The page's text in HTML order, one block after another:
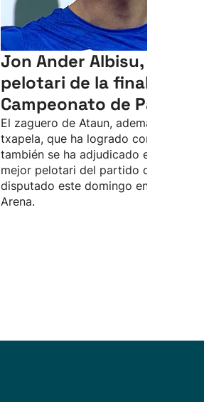
Jon Ander Albisu, mejor
pelotari de la final del
Campeonato de Parejas
El zaguero de Ataun, además de la
txapela, que ha logrado con Unai
también se ha adjudicado el premio
mejor pelotari del partido definitivo,
disputado este domingo en el
Arena.